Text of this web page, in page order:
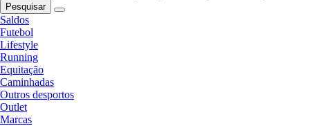
Pesquisar
Saldos
Futebol
Lifestyle
Running
Equitação
Caminhadas
Outros desportos
Outlet
Marcas